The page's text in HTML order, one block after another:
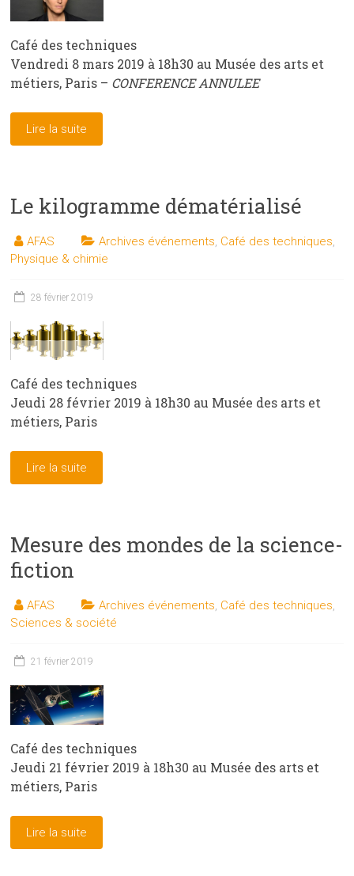
Café des techniques
Vendredi 8 mars 2019 à 18h30 au Musée des arts et
métiers, Paris – CONFERENCE ANNULEE
Lire la suite
Le kilogramme dématérialisé
AFAS Archives événements, Café des techniques,
Physique & chimie
28 février 2019
Café des techniques
Jeudi 28 février 2019 à 18h30 au Musée des arts et
métiers, Paris
Lire la suite
Mesure des mondes de la science-
fiction
AFAS Archives événements, Café des techniques,
Sciences & société
21 février 2019
Café des techniques
Jeudi 21 février 2019 à 18h30 au Musée des arts et
métiers, Paris
Lire la suite